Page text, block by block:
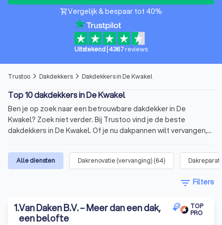
shopping_cartVergelijk & bespaar tot 40%
Uitstekend 4367reviews
Trustoo arrow_forward_ios Dakdekkers arrow_forward_ios Dakdekkers in De Kwakel
Top 10 dakdekkers in De Kwakel
Ben je op zoek naar een betrouwbare dakdekker in De
Kwakel? Zoek niet verder. Bij Trustoo vind je de beste
dakdekkers in De Kwakel. Of je nu dakpannen wilt vervangen,
nodig hebt, bij ons ben je er zeker van dat je een allround
dakdekker vindt die past bij jouw klus. Op onze website vind je
heeft een gemiddelde score van 8.8 op basis van 1000+
de buurt en kies jouw favoriet.
Wat is een dakdekker?
Alle diensten Dakrenovatie (vervanging) (64)
filter_list Filters
1.Van Daken B.V. – Meer dan een dak,
een belofte
TOP
PRO